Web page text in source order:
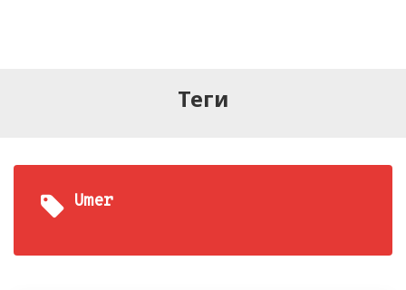
Теги
Umer